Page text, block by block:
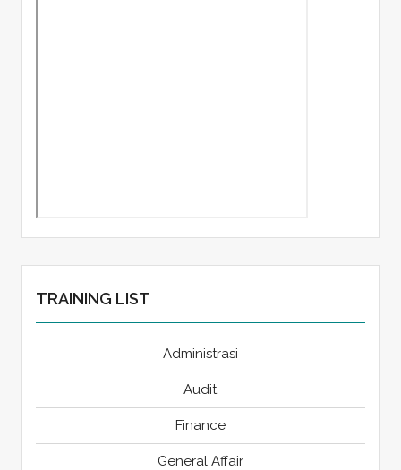
TRAINING LIST
Administrasi
Audit
Finance
General Affair